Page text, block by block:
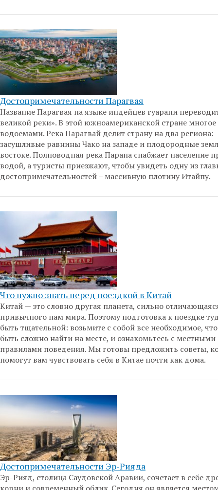
Достопримечательности Парагвая
Название Парагвая на языке индейцев гуарани
великой реки». В этой южноамериканской стране многое
водоемами. Река Парагвай делит страну на два региона:
засушливые равнины Чако на западе и плодородные
востоке. Полноводная река Парана снабжает население
водой, а туристы приезжают, чтобы увидеть одну из
достопримечательностей – массивную плотину Итайпу.
Что нужно знать перед поездкой в Китай
Китай — это словно другая планета, сильно
привычного нам мира. Поэтому подготовка к поездке
быть тщательной: возьмите с собой все необходимое,
быть сложно найти на месте, и ознакомьтесь с местными
правилами поведения. Мы готовы предложить советы,
помогут вам чувствовать себя в Китае почти как дома.
Достопримечательности Эр-Рияда
Эр-Рияд, столица Саудовской Аравии, сочетает в себе